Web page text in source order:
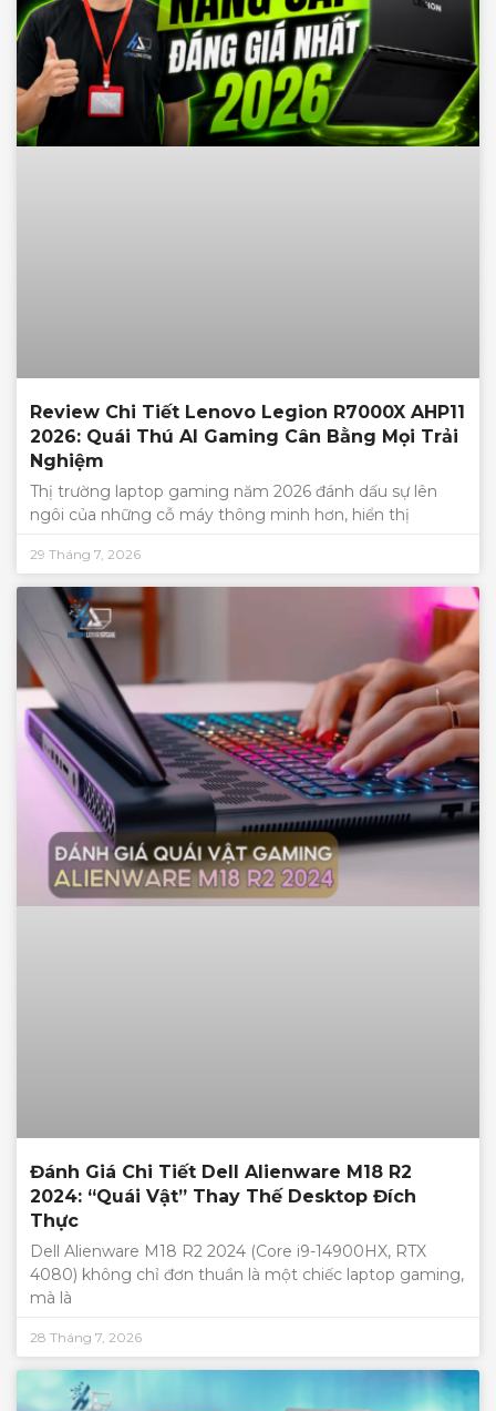
Review Chi Tiết Lenovo Legion R7000X AHP11
2026: Quái Thú AI Gaming Cân Bằng Mọi Trải
Nghiệm
Thị trường laptop gaming năm 2026 đánh dấu sự lên
ngôi của những cỗ máy thông minh hơn, hiển thị
29 Tháng 7, 2026
Đánh Giá Chi Tiết Dell Alienware M18 R2
2024: “Quái Vật” Thay Thế Desktop Đích
Thực
Dell Alienware M18 R2 2024 (Core i9-14900HX, RTX
4080) không chỉ đơn thuần là một chiếc laptop gaming,
mà là
28 Tháng 7, 2026